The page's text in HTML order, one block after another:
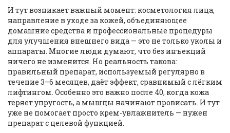
И тут возникает важный момент: косметология лица,
направление в уходе за кожей, объединяющее
домашние средства и профессиональные процедуры
для улучшения внешнего вида — это не только уколы и
аппараты. Многие люди думают, что без инъекций
ничего не изменится. Но реальность такова:
правильный препарат, используемый регулярно в
течение 3–6 месяцев, даёт эффект, сравнимый с лёгким
лифтингом. Особенно это важно после 40, когда кожа
теряет упругость, а мышцы начинают провисать. И тут
уже не помогает просто крем-увлажнитель — нужен
препарат с целевой функцией.